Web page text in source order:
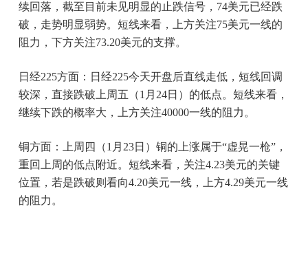
续回落，截至目前未见明显的止跌信号，74美元已经跌
破，走势明显弱势。短线来看，上方关注75美元一线的
阻力，下方关注73.20美元的支撑。
日经225方面：日经225今天开盘后直线走低，短线回调
较深，直接跌破上周五（1月24日）的低点。短线来看，
继续下跌的概率大，上方关注40000一线的阻力。
铜方面：上周四（1月23日）铜的上涨属于“虚晃一枪”，
重回上周的低点附近。短线来看，关注4.23美元的关键
位置，若是跌破则看向4.20美元一线，上方4.29美元一线
的阻力。